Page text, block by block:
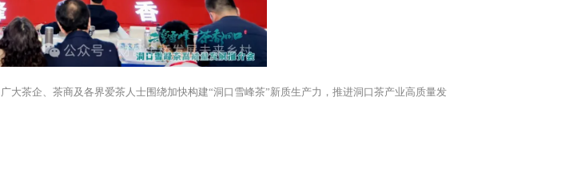
茶企、茶商及各界爱茶人士围绕加快构建“洞口雪峰茶”新质生产力，推进洞口茶产业高质量发